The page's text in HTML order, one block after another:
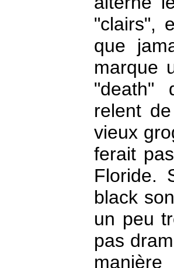
"clairs",
que
marque
"death"
relent
vieux
ferait
Floride.
black
un peu
pas